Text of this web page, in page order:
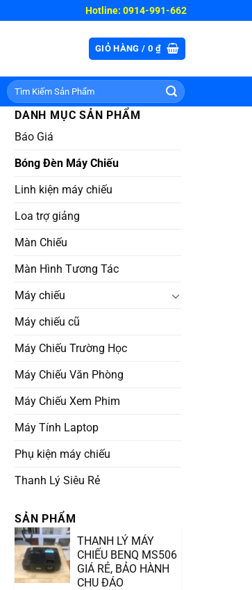
Hotline: 0914-991-662
GIỎ HÀNG /0 ₫
Tìm
kiếm:
DANH MỤC SẢN PHẨM
Báo Giá
Bóng Đèn Máy Chiếu
Linh kiện máy chiếu
Loa trợ giảng
Màn Chiếu
Màn Hình Tương Tác
Máy chiếu
Máy chiếu cũ
Máy Chiếu Trường Học
Máy Chiếu Văn Phòng
Máy Chiếu Xem Phim
Máy Tính Laptop
Phụ kiện máy chiếu
Thanh Lý Siêu Rẻ
SẢN PHẨM
THANH LÝ MÁY
CHIẾU BENQ MS506
GIÁ RẺ, BẢO HÀNH
CHU ĐÁO